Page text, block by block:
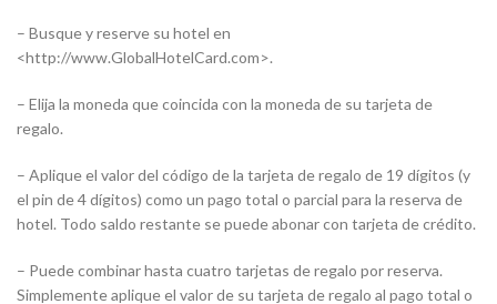
– Busque y reserve su hotel en
<http://www.GlobalHotelCard.com>.
– Elija la moneda que coincida con la moneda de su tarjeta de
regalo.
– Aplique el valor del código de la tarjeta de regalo de 19 dígitos (y
el pin de 4 dígitos) como un pago total o parcial para la reserva de
hotel. Todo saldo restante se puede abonar con tarjeta de crédito.
– Puede combinar hasta cuatro tarjetas de regalo por reserva.
Simplemente aplique el valor de su tarjeta de regalo al pago total o